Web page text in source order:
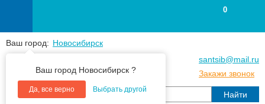
Ваш город: Новосибирск
Ваш город Новосибирск ?
Да, все верно Выбрать другой
+7(383) 213 79 30
santsib@mail.ru
Закажи звонок
0